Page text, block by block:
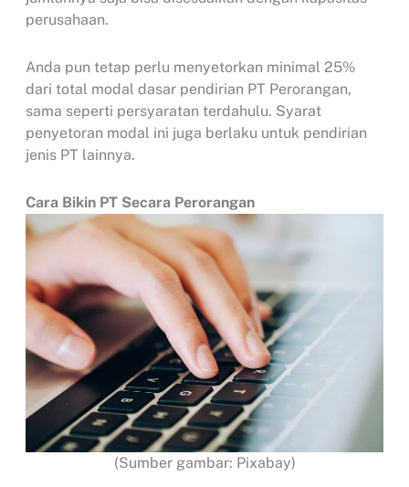
perusahaan.
Anda pun tetap perlu menyetorkan minimal 25%
dari total modal dasar pendirian PT Perorangan,
sama seperti persyaratan terdahulu. Syarat
penyetoran modal ini juga berlaku untuk pendirian
jenis PT lainnya.
Cara Bikin PT Secara Perorangan
(Sumber gambar: Pixabay)